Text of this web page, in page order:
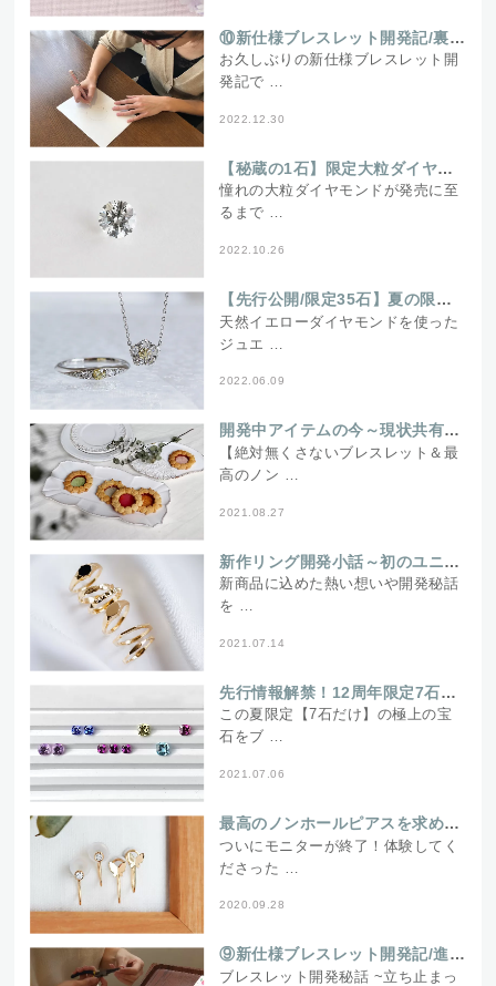
⑩新仕様ブレスレット開発記/裏側でこんな動きをしてました
お久しぶりの新仕様ブレスレット開
発記で …
2022.12.30
【秘蔵の1石】限定大粒ダイヤモンドネックレスの秘密
憧れの大粒ダイヤモンドが発売に至
るまで …
2022.10.26
【先行公開/限定35石】夏の限定商品は太陽のように輝く天然イエローダイヤモンド
天然イエローダイヤモンドを使った
ジュエ …
2022.06.09
開発中アイテムの今～現状共有会～
【絶対無くさないブレスレット＆最
高のノン …
2021.08.27
新作リング開発小話～初のユニセックスジュエリー～
新商品に込めた熱い想いや開発秘話
を …
2021.07.14
先行情報解禁！12周年限定7石の宝石～スタッフの仕入れ奮闘記～
この夏限定【7石だけ】の極上の宝
石をブ …
2021.07.06
最高のノンホールピアスを求めて～モニター終了！次のステップへ編～
ついにモニターが終了！体験してく
ださった …
2020.09.28
⑨新仕様ブレスレット開発記/進捗報告-開発の現在
ブレスレット開発秘話 ~立ち止まっ